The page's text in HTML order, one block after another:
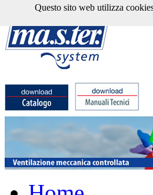
Questo sito web utilizza